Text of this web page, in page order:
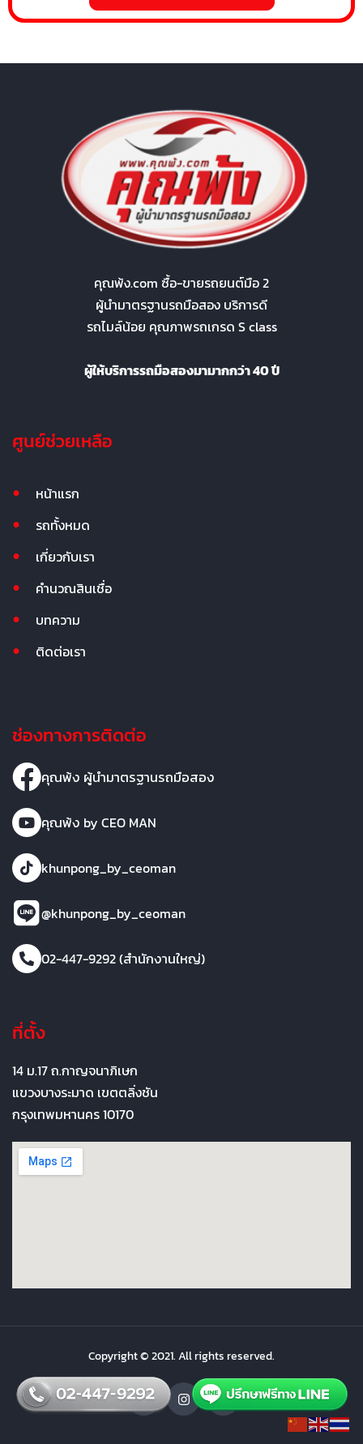
คุณพ้ง.com ซื้อ-ขายรถยนต์มือ 2
ผู้นำมาตรฐานรถมือสอง บริการดี
รถไมล์น้อย คุณภาพรถเกรด S class
ผู้ให้บริการรถมือสองมามากกว่า 40 ปี
ศูนย์ช่วยเหลือ
หน้าแรก
รถทั้งหมด
เกี่ยวกับเรา
คำนวณสินเชื่อ
บทความ
ติดต่อเรา
ช่องทางการติดต่อ
คุณพ้ง ผู้นำมาตรฐานรถมือสอง
คุณพ้ง by CEO MAN
khunpong_by_ceoman
@khunpong_by_ceoman
02-447-9292 (สำนักงานใหญ่)
ที่ตั้ง
14 ม.17 ถ.กาญจนาภิเษก
แขวงบางระมาด เขตตลิ่งชัน
กรุงเทพมหานคร 10170
Copyright © 2021. All rights reserved.